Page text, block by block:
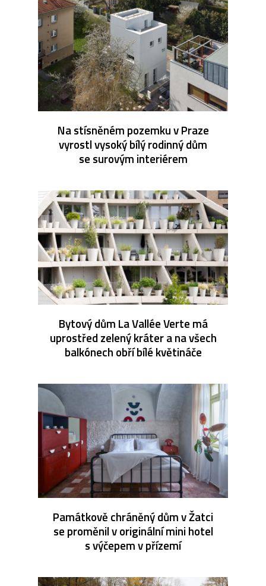
Na stísněném pozemku v Praze
vyrostl vysoký bílý rodinný dům
se surovým interiérem
Bytový dům La Vallée Verte má
uprostřed zelený kráter a na všech
balkónech obří bílé květináče
Památkově chráněný dům v Žatci
se proměnil v originální mini hotel
s výčepem v přízemí